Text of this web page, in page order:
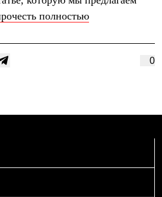
полностью
0